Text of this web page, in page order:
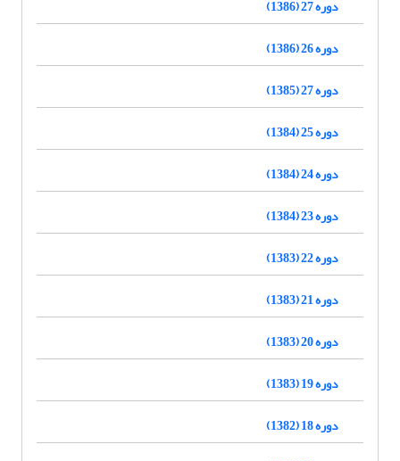
دوره 27 (1386)
دوره 26 (1386)
دوره 27 (1385)
دوره 25 (1384)
دوره 24 (1384)
دوره 23 (1384)
دوره 22 (1383)
دوره 21 (1383)
دوره 20 (1383)
دوره 19 (1383)
دوره 18 (1382)